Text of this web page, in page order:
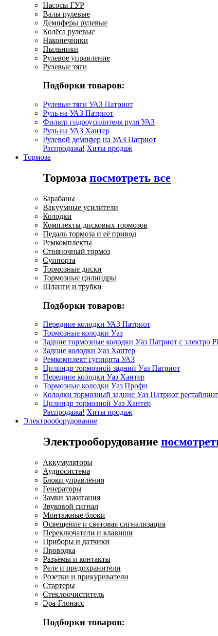
Насосы ГУР
Валы рулевые
Демпферы рулевые
Колёса рулевые
Наконечники
Пыльники
Рулевое управление
Рулевые тяги
Подборки товаров:
Рулевые тяги УАЗ Патриот
Руль на УАЗ Патриот
Фильтр гидроусилителя руля УАЗ
Руль на УАЗ Хантер
Рулевой демпфер на УАЗ Патриот
Распродажа! Хиты продаж
Тормоза
Тормоза посмотреть все
Барабаны
Вакуумные усилители
Колодки
Комплекты дисковых тормозов
Педаль тормоза и её привод
Ремкомплекты
Стояночный тормоз
Суппорта
Тормозные диски
Тормозные цилиндры
Шланги и трубки
Подборки товаров:
Передние колодки УАЗ Патриот
Тормозные колодки Уаз
Задние тормозные колодки Уаз Патриот с электро
Задние колодки Уаз Хантер
Ремкомплект суппорта УАЗ
Цилиндр тормозной задний Уаз Патриот
Передние колодки Уаз Хантер
Тормозные колодки Уаз Профи
Колодки тормозный задние Уаз Патриот
Цилиндр тормозной Уаз Хантер
Распродажа! Хиты продаж
Электрооборудование
Электрооборудование
Аккумуляторы
Аудиосистема
Блоки управления
Генераторы
Замки зажигания
Звуковой сигнал
Монтажные блоки
Освещение и световая сигнализация
Переключатели и клавиши
Приборы и датчики
Проводка
Разъёмы и контакты
Реле и предохранители
Розетки и прикуриватели
Стартеры
Стеклоочиститель
Эра-Глонасс
Подборки товаров: